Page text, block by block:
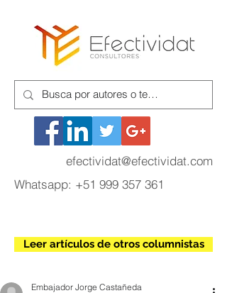
efectividat@efectividat.com
Whatsapp: +51 999 357 361
Leer artículos de otros columnistas
Embajador Jorge Castañeda